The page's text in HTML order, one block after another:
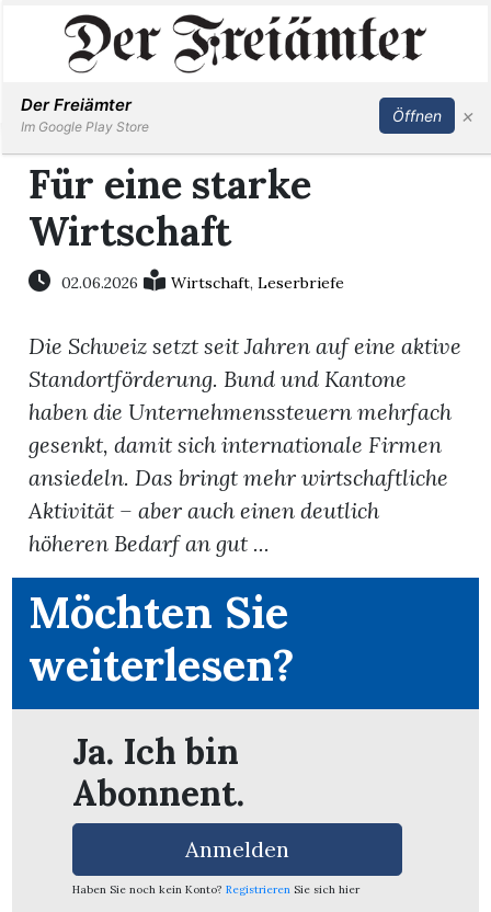
Immobilien
Veranstaltungen
Stellen
E-
Newsletter
App
Inserieren Abonnieren Anmelden
Für eine starke
Wirtschaft
02.06.2026 Wirtschaft,Leserbriefe
Die Schweiz setzt seit Jahren auf eine aktive
Standortförderung. Bund und Kantone
haben die Unternehmenssteuern mehrfach
gesenkt, damit sich internationale Firmen
ansiedeln. Das bringt mehr wirtschaftliche
Aktivität – aber auch einen deutlich
höheren Bedarf an gut ...
Möchten Sie
weiterlesen?
Ja. Ich bin
Abonnent.
Anmelden
Haben Sie noch kein Konto? Registrieren Sie sich hier
Der Freiämter
Im Google Play Store
Öffnen ×